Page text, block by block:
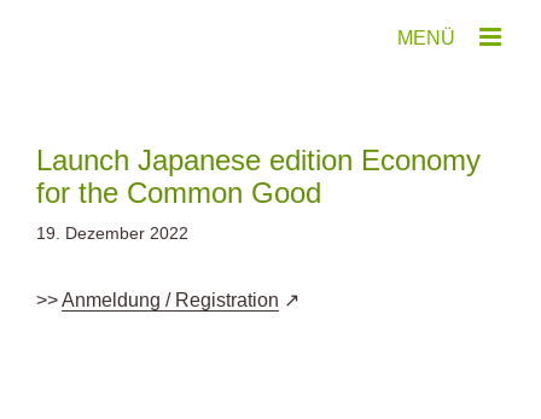
Launch Japanese edition Economy
for the Common Good
19. Dezember 2022
>>Anmeldung / Registration